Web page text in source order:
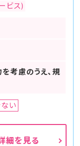
ビス)
考慮のうえ、規
い
細を見る